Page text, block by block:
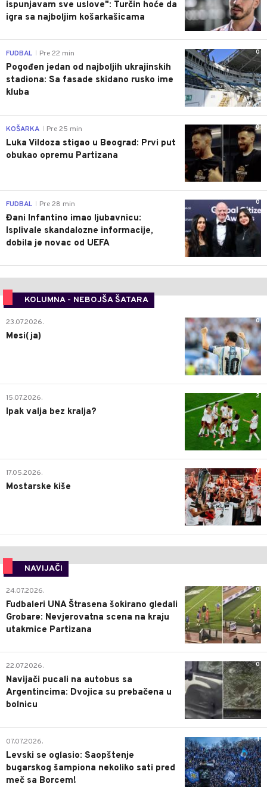
ispunjavam sve uslove": Turčin hoće da
igra sa najboljim košarkašicama
0
FUDBAL Pre 22 min
Pogođen jedan od najboljih ukrajinskih
stadiona: Sa fasade skidano rusko ime
kluba
0
KOŠARKA Pre 25 min
Luka Vildoza stigao u Beograd: Prvi put
obukao opremu Partizana
0
FUDBAL Pre 28 min
Đani Infantino imao ljubavnicu:
Isplivale skandalozne informacije,
dobila je novac od UEFA
KOLUMNA - NEBOJŠA ŠATARA
0
23.07.2026.
Mesi(ja)
2
15.07.2026.
Ipak valja bez kralja?
0
17.05.2026.
Mostarske kiše
NAVIJAČI
0
24.07.2026.
Fudbaleri UNA Štrasena šokirano gledali
Grobare: Nevjerovatna scena na kraju
utakmice Partizana
0
22.07.2026.
Navijači pucali na autobus sa
Argentincima: Dvojica su prebačena u
bolnicu
1
07.07.2026.
Levski se oglasio: Saopštenje
bugarskog šampiona nekoliko sati pred
meč sa Borcem!